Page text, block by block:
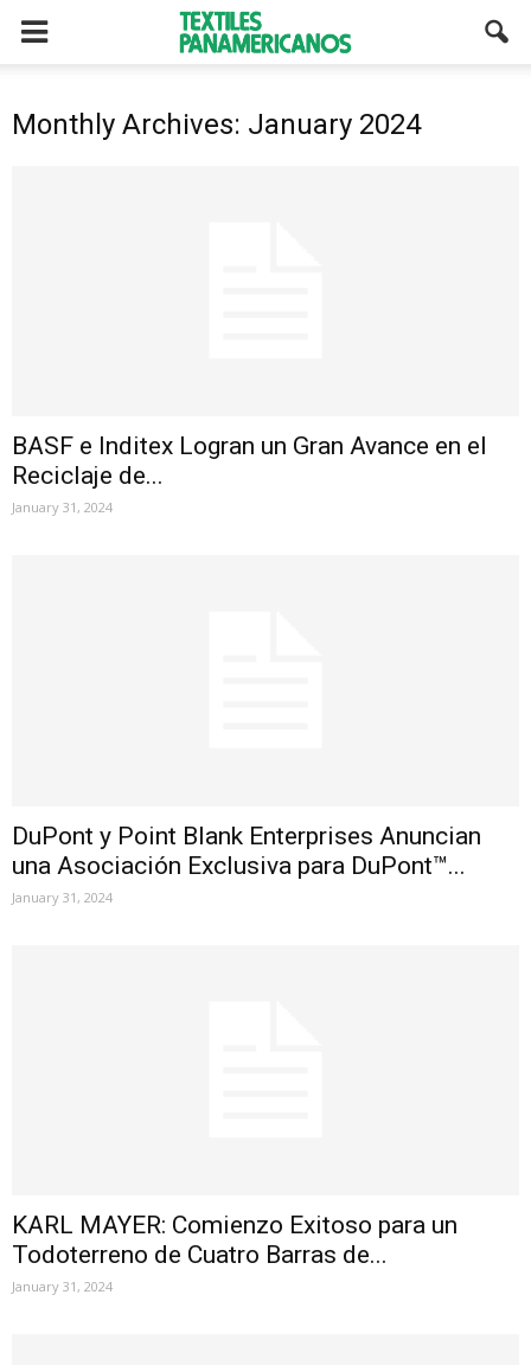
Monthly Archives: January 2024
BASF e Inditex Logran un Gran Avance en el
Reciclaje de...
January 31, 2024
DuPont y Point Blank Enterprises Anuncian
una Asociación Exclusiva para DuPont™...
January 31, 2024
KARL MAYER: Comienzo Exitoso para un
Todoterreno de Cuatro Barras de...
January 31, 2024